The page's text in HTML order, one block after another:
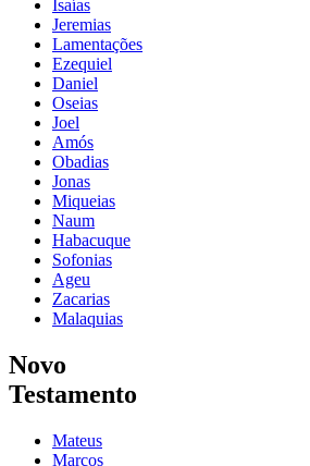
Isaías
Jeremias
Lamentações
Ezequiel
Daniel
Oseias
Joel
Amós
Obadias
Jonas
Miqueias
Naum
Habacuque
Sofonias
Ageu
Zacarias
Malaquias
Novo
Testamento
Mateus
Marcos